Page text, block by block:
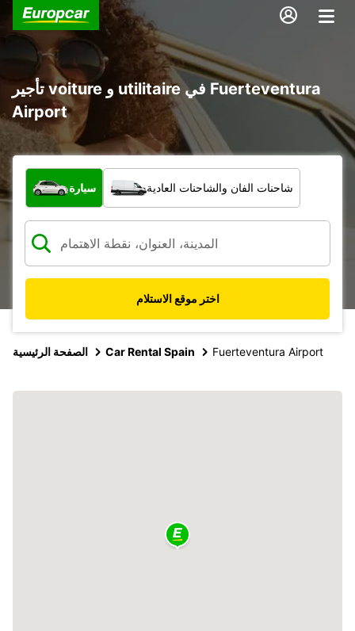
تأجير voiture و utilitaire في Fuerteventura
Airport
ما نوع المركبة؟
سيارة شاحنات الفان والشاحنات العادية
اختر موقع الاستلام
الصفحة الرئيسية Car Rental Spain Fuerteventura Airport